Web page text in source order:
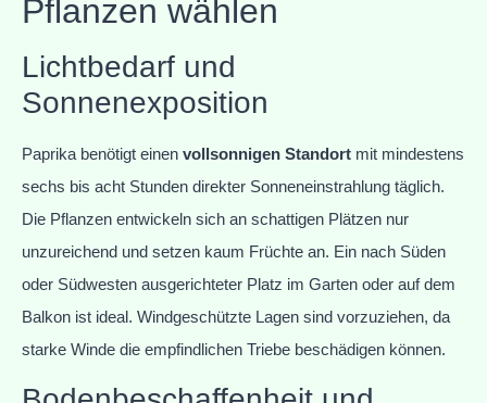
Pflanzen wählen
Lichtbedarf und
Sonnenexposition
Paprika benötigt einen vollsonnigen Standort mit mindestens
sechs bis acht Stunden direkter Sonneneinstrahlung täglich.
Die Pflanzen entwickeln sich an schattigen Plätzen nur
unzureichend und setzen kaum Früchte an. Ein nach Süden
oder Südwesten ausgerichteter Platz im Garten oder auf dem
Balkon ist ideal. Windgeschützte Lagen sind vorzuziehen, da
starke Winde die empfindlichen Triebe beschädigen können.